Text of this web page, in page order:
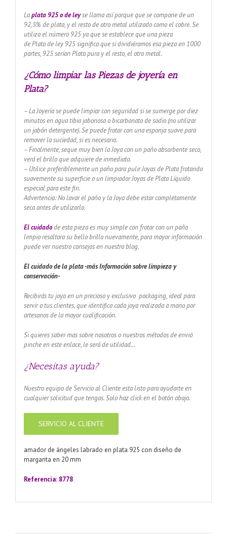
Laplata 925 o de leyse llama así porque que se compone de un
92,5% de plata, y el resto de otro metal utilizado como el cobre. Se
utiliza el número 925 ya que se establece que una pieza
de Plata de ley 925 significa que si dividiéramos esa pieza en 1000
partes, 925 serían Plata pura y el resto, el otro metal.
¿Cómo limpiar las Piezas de joyería en
Plata?
– La Joyería se puede limpiar con seguridad si se sumerge por diez
minutos en agua tibia jabonosa o bicarbonato de sodio (no utilizar
un jabón detergente). Se puede frotar con una esponja suave para
remover la suciedad, si es necesario.
– Finalmente, seque muy bien la Joya con un paño absorbente seco,
verá el brillo que adquiere de inmediato.
– Utilice preferiblemente un paño para pulir Joyas de Plata frotando
suavemente su superficie o un limpiador Joyas de Plata Líquido
especial para este fin.
Advertencia: No lavar el paño y la Joya debe estar completamente
seca antes de utilizarlo.
El cuidadode esta pieza es muy simple con frotar con un paño
limpio resaltara su bello brillo nuevamente, para mayor información
puede ver nuestro consejos en nuestro blog.
El cuidado dela plata -más Información sobre limpieza y
conservación-
Recibirás tu joya en un precioso y exclusivo packaging, ideal para
servir a tus clientes, que identifica cada joya realizada a mano por
artesanos de la mayor cualificación.
Si quieres saber mas sobre nosotros o nuestros métodos de envió
pinche en este enlace, le será de utilidad…
¿Necesitas ayuda?
Nuestro equipo de Servicio al Cliente esta listo para ayudarte en
cualquier solicitud que tengas. Solo haz click en el botón abajo.
SERVICIO AL CLIENTE
amador de ángeles labrado en plata 925 con diseño de
margarita en 20 mm
Referencia: 8778